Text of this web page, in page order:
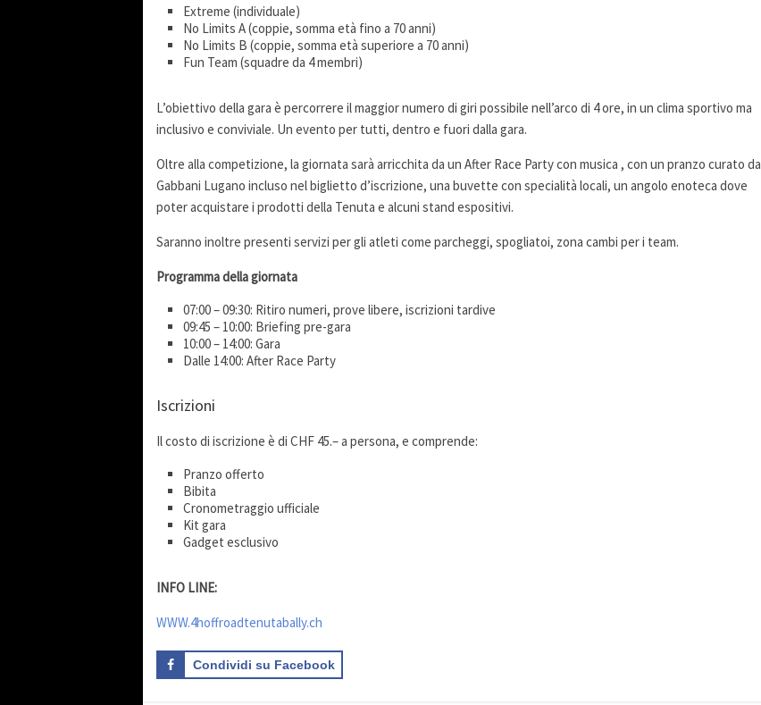
Extreme (individuale)
No Limits A (coppie, somma età fino a 70 anni)
No Limits B (coppie, somma età superiore a 70 anni)
Fun Team (squadre da 4 membri)
L’obiettivo della gara è percorrere il maggior numero di giri possibile nell’arco di 4 ore, in un clima sportivo ma
inclusivo e conviviale. Un evento per tutti, dentro e fuori dalla gara.
Oltre alla competizione, la giornata sarà arricchita da un After Race Party con musica , con un pranzo curato da
Gabbani Lugano incluso nel biglietto d’iscrizione, una buvette con specialità locali, un angolo enoteca dove
poter acquistare i prodotti della Tenuta e alcuni stand espositivi.
Saranno inoltre presenti servizi per gli atleti come parcheggi, spogliatoi, zona cambi per i team.
Programma della giornata
07:00 – 09:30: Ritiro numeri, prove libere, iscrizioni tardive
09:45 – 10:00: Briefing pre-gara
10:00 – 14:00: Gara
Dalle 14:00: After Race Party
Iscrizioni
Il costo di iscrizione è di CHF 45.– a persona, e comprende:
Pranzo offerto
Bibita
Cronometraggio ufficiale
Kit gara
Gadget esclusivo
INFO LINE:
WWW.4hoffroadtenutabally.ch
Condividi su Facebook